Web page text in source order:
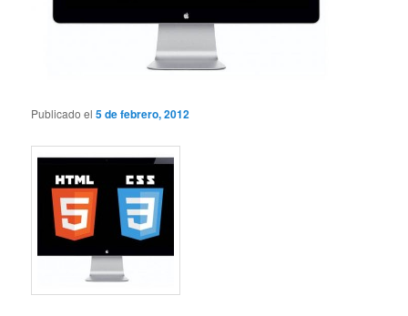
Publicado el5 de febrero, 2012